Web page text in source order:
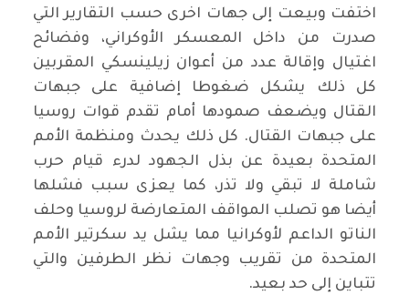
اختفت وبيعت إلى جهات اخرى حسب التقارير التي
صدرت من داخل المعسكر الأوكراني، وفضائح
اغتيال وإقالة عدد من أعوان زيلينسكي المقربين
كل ذلك يشكل ضغوطا إضافية على جبهات
القتال ويضعف صمودها أمام تقدم قوات روسيا
على جبهات القتال. كل ذلك يحدث ومنظمة الأمم
المتحدة بعيدة عن بذل الجهود لدرء قيام حرب
شاملة لا تبقي ولا تذر، كما يعزى سبب فشلها
أيضا هو تصلب المواقف المتعارضة لروسيا وحلف
الناتو الداعم لأوكرانيا مما يشل يد سكرتير الأمم
المتحدة من تقريب وجهات نظر الطرفين والتي
تتباين إلى حد بعيد.